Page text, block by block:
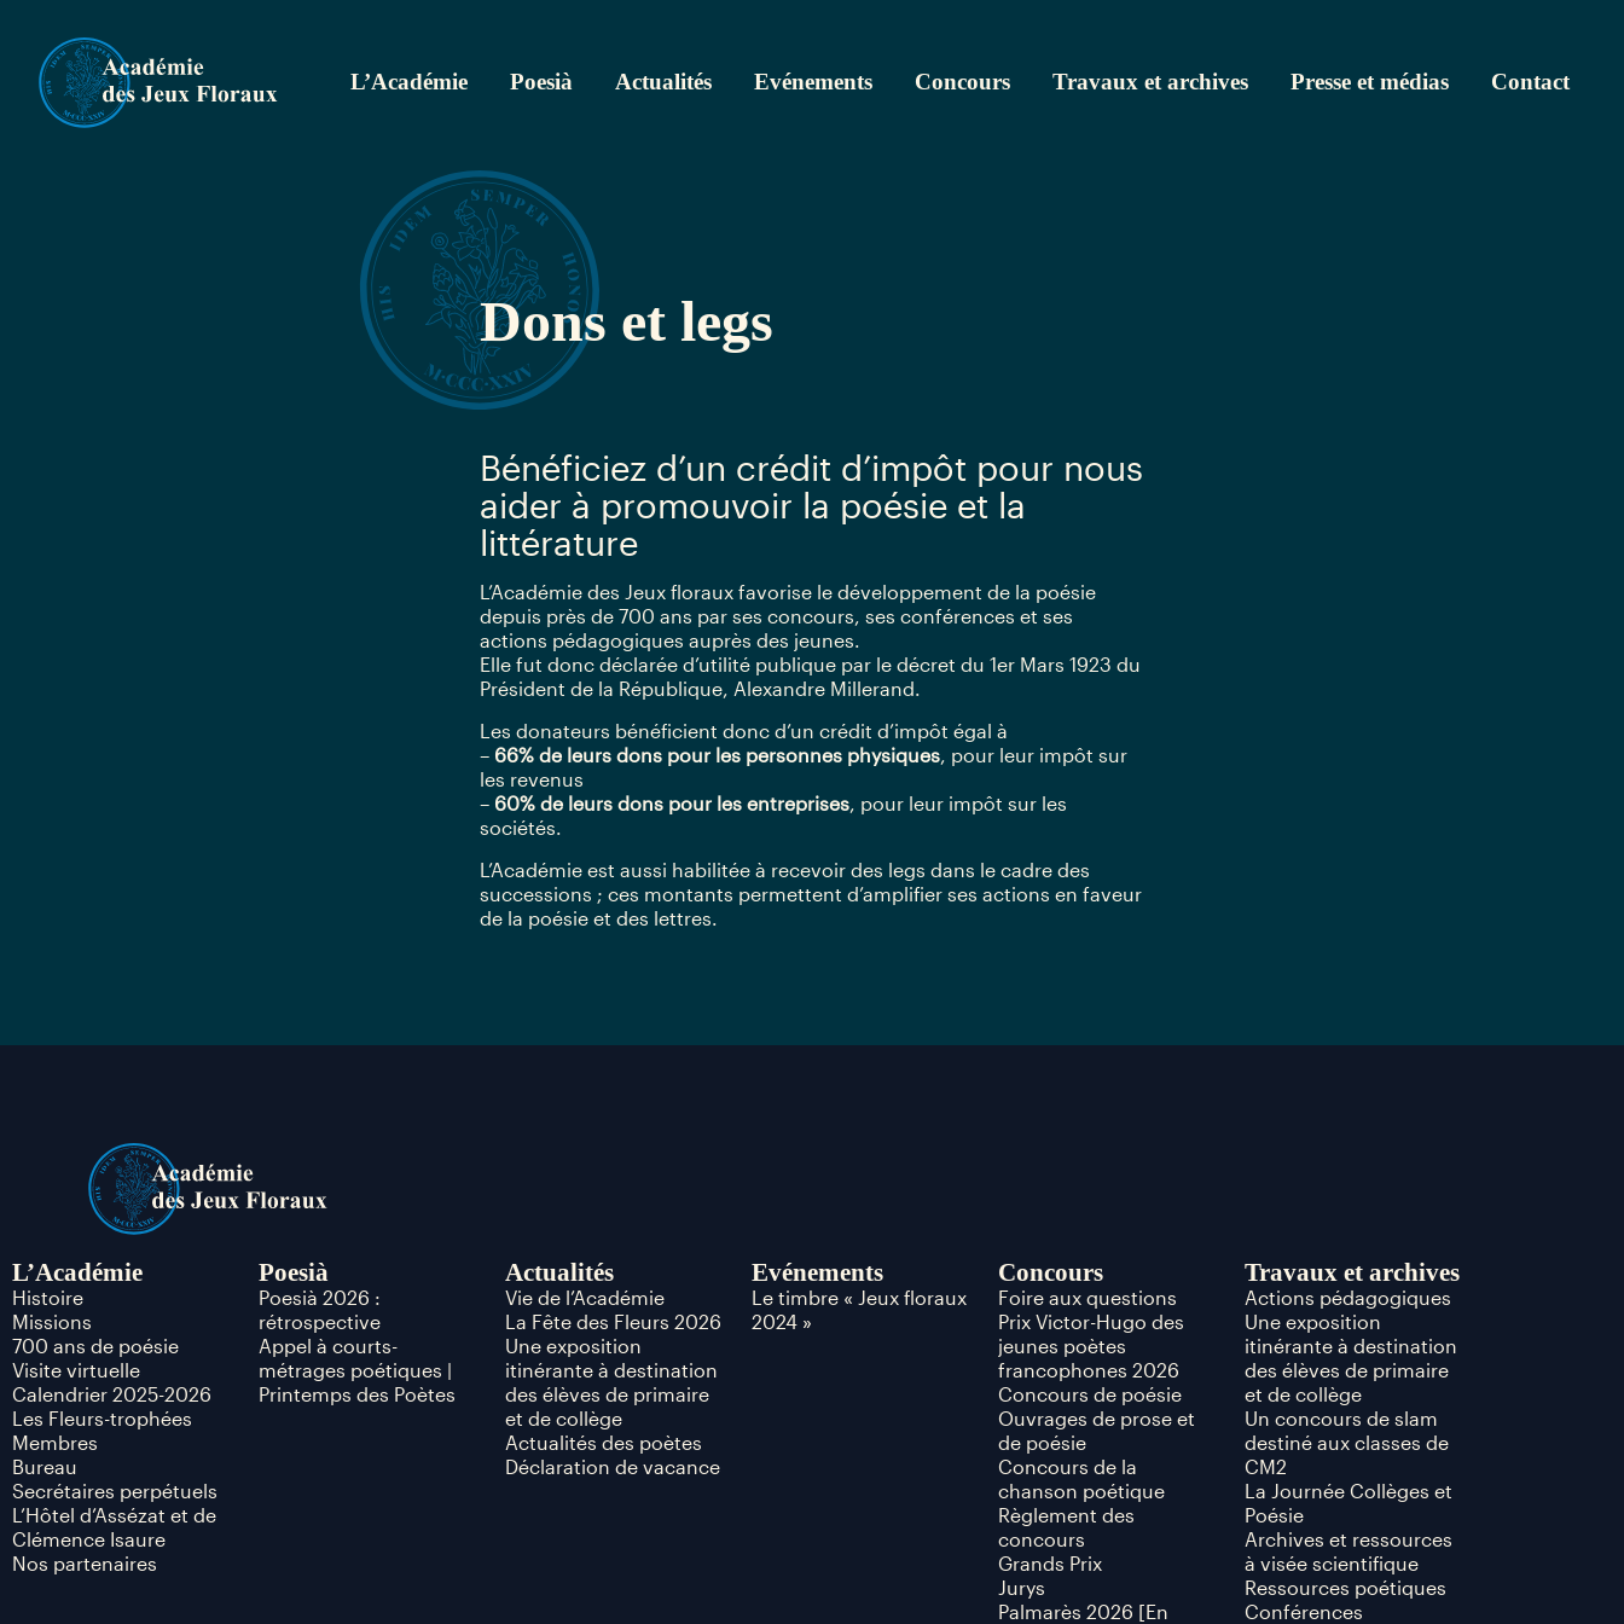
L’Académie Poesià Actualités Evénements Concours Travaux et archives Presse et médias Contact
Dons et legs
Bénéficiez d’un crédit d’impôt pour nous
aider à promouvoir la poésie et la
littérature
L’Académie des Jeux floraux favorise le développement de la poésie
depuis près de 700 ans par ses concours, ses conférences et ses
actions pédagogiques auprès des jeunes.
Elle fut donc déclarée d’utilité publique par le décret du 1er Mars 1923 du
Président de la République, Alexandre Millerand.
Les donateurs bénéficient donc d’un crédit d’impôt égal à
– 66% de leurs dons pour les personnes physiques, pour leur impôt sur
les revenus
– 60% de leurs dons pour les entreprises, pour leur impôt sur les
sociétés.
L’Académie est aussi habilitée à recevoir des legs dans le cadre des
successions ; ces montants permettent d’amplifier ses actions en faveur
de la poésie et des lettres.
L’Académie
Histoire
Missions
700 ans de poésie
Visite virtuelle
Calendrier 2025-2026
Les Fleurs-trophées
Membres
Bureau
Secrétaires perpétuels
L’Hôtel d’Assézat et de
Clémence Isaure
Nos partenaires
Poesià
Poesià 2026 :
rétrospective
Appel à courts-
métrages poétiques |
Printemps des Poètes
Actualités
Vie de l’Académie
La Fête des Fleurs 2026
Une exposition
itinérante à destination
des élèves de primaire
et de collège
Actualités des poètes
Déclaration de vacance
Evénements
Le timbre « Jeux floraux
2024 »
Concours
Foire aux questions
Prix Victor-Hugo des
jeunes poètes
francophones 2026
Concours de poésie
Ouvrages de prose et
de poésie
Concours de la
chanson poétique
Règlement des
concours
Grands Prix
Jurys
Palmarès 2026 [En
Travaux et archives
Actions pédagogiques
Une exposition
itinérante à destination
des élèves de primaire
et de collège
Un concours de slam
destiné aux classes de
CM2
La Journée Collèges et
Poésie
Archives et ressources
à visée scientifique
Ressources poétiques
Conférences